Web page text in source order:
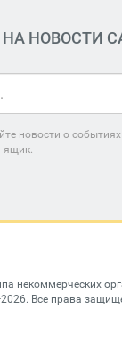
НОВОСТИ
новости о
ящик.
некоммерческих
Все права